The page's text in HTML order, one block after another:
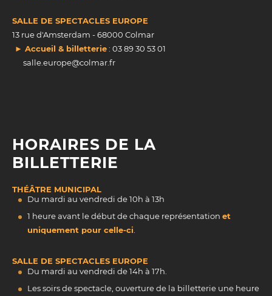
SALLE DE SPECTACLES EUROPE
13 rue d'Amsterdam - 68000 Colmar
► Accueil & billetterie: 03 89 30 53 01
salle.europe@colmar.fr
HORAIRES DE LA
BILLETTERIE
THÉÂTRE MUNICIPAL
Du mardi au vendredi de 10h à 13h
1 heure avant le début de chaque représentation et
uniquement pour celle-ci.
SALLE DE SPECTACLES EUROPE
Du mardi au vendredi de 14h à 17h.
Les soirs de spectacle, ouverture de la billetterie une heure